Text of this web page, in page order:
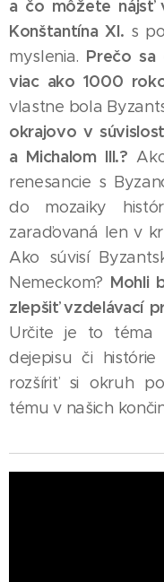
a čo môžete nájsť
Konštantína XI. s
myslenia. Prečo sa
viac ako 1000
vlastne bola
okrajovo v
a Michalom III.?
renesancie s
do mozaiky
zaraďovaná len v
Ako súvisí
Nemeckom? Mohli
zlepšiť vzdelávací
Určite je to téma
dejepisu či
rozšíriť si okruh
tému v našich